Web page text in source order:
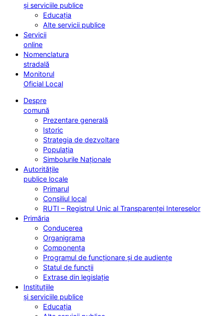
și serviciile publice
Educația
Alte servicii publice
Servicii
online
Nomenclatura
stradală
Monitorul
Oficial Local
Despre
comună
Prezentare generală
Istoric
Strategia de dezvoltare
Populația
Simbolurile Naționale
Autoritățile
publice locale
Primarul
Consiliul local
RUTI – Registrul Unic al Transparenței Intereselor
Primăria
Conducerea
Organigrama
Componența
Programul de funcționare și de audiențe
Statul de funcții
Extrase din legislație
Instituțiile
și serviciile publice
Educația